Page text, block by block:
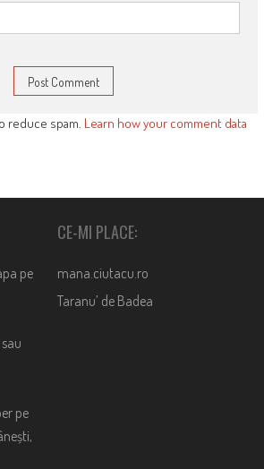
reduce spam. Learn how your comment data
pe
pe
CE-MI PLACE:
mana.ciutacu.ro
Taranu’ de Badea